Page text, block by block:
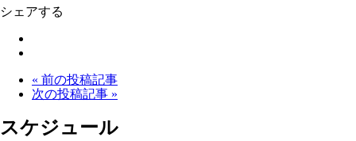
シェアする
« 前の投稿記事
次の投稿記事 »
スケジュール